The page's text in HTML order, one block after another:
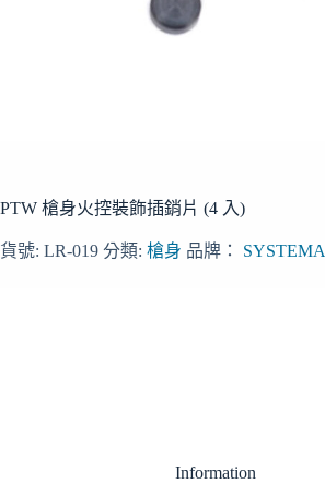
PTW 槍身火控裝飾插銷片 (4 入)
貨號: LR-019 分類: 槍身 品牌： SYSTEMA
Information